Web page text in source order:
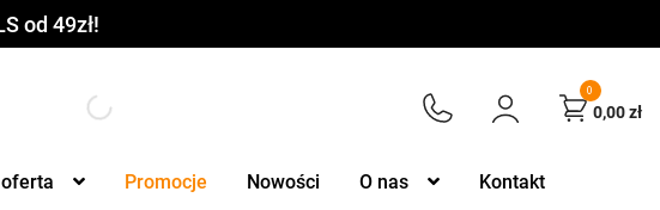
od 49zł!
0
0,00zł
oferta Promocje Nowości O nas Kontakt